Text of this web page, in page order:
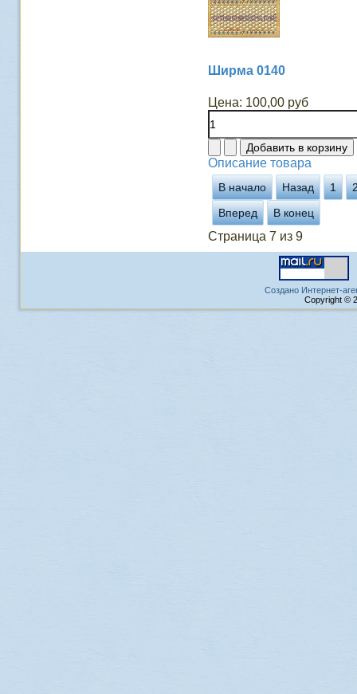
Ширма 0140
Цена: 100,00 руб
Описание товара
В начало Назад 1
Вперед
В конец
Страница 7 из 9
Создано Интернет-
Copyright ©